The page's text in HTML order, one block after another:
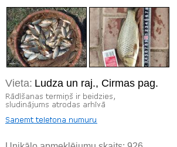
Vieta: Ludza un raj., Cirmas pag.